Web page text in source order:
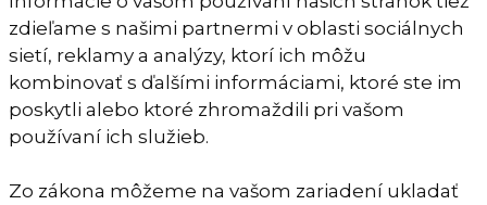
zdieľame s našimi partnermi v oblasti sociálnych
sietí, reklamy a analýzy, ktorí ich môžu
kombinovať s ďalšími informáciami, ktoré ste im
poskytli alebo ktoré zhromaždili pri vašom
používaní ich služieb.
Zo zákona môžeme na vašom zariadení ukladať